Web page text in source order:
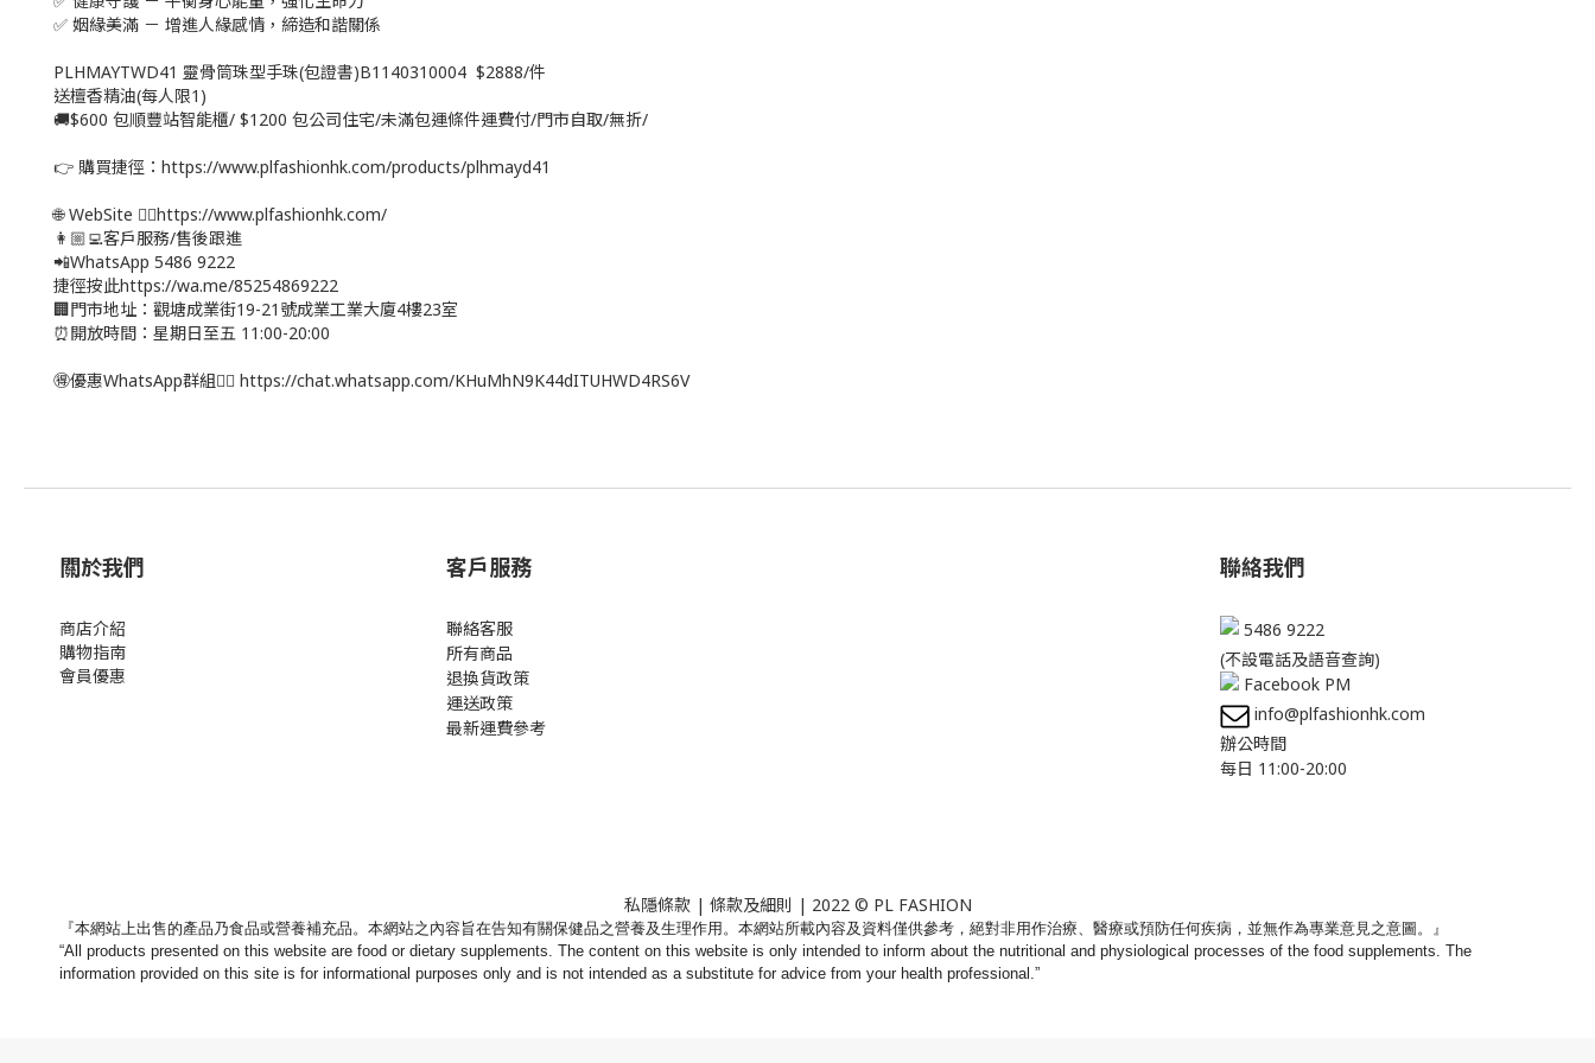
✅ 姻緣美滿 － 增進人緣感情，締造和諧關係
PLHMAYTWD41 靈骨筒珠型手珠(包證書)B1140310004 $2888/件
送檀香精油(每人限1)
🚚$600 包順豐站智能櫃/ $1200 包公司住宅/未滿包運條件運費付/門市自取/無折/
👉 購買捷徑：https://www.plfashionhk.com/products/plhmayd41
🌐 WebSite 👉🏻https://www.plfashionhk.com/
👩🏼‍💻客戶服務/售後跟進
📲WhatsApp 5486 9222
捷徑按此https://wa.me/85254869222
🏢門市地址：觀塘成業街19-21號成業工業大廈4樓23室
⏰開放時間：星期日至五 11:00-20:00
🉐優惠WhatsApp群組👉🏻 https://chat.whatsapp.com/KHuMhN9K44dITUHWD4RS6V
關於我們
商店介紹
購物指南
會員優惠
客戶服務
聯絡客服
所有商品
退換貨政策
運送政策
最新運費參考
聯絡我們
5486 9222
(不設電話及語音查詢)
Facebook PM
info@plfashionhk.com
辦公時間
每日 11:00-20:00
私隱條款| 條款及細則 | 2022 © PL FASHION
『本網站上出售的產品乃食品或營養補充品。 本網站之內容旨在告知有關保健品之營養及生理作用。 本網站所載內容及資料僅供參考，絕對非用作治療、 醫療或預防任何疾病，並無作為專業意見之意圖。』
“All products presented on this website are food or dietary supplements. The content on this website is only intended to inform about the nutritional and physiological processes of the food supplements. The
information provided on this site is for informational purposes only and is not intended as a substitute for advice from your health professional.”